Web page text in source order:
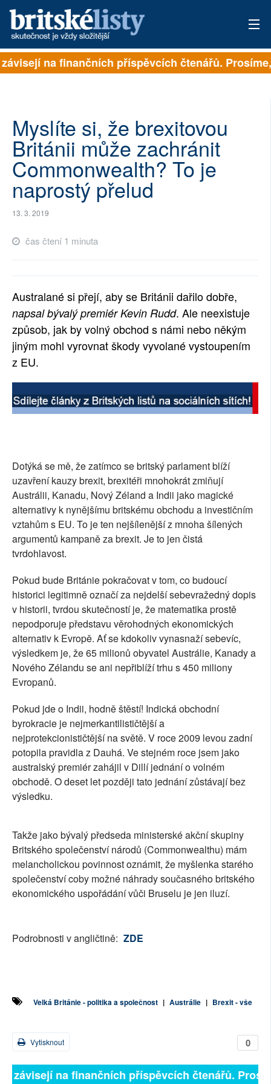
PŘIHLÁSIT
ARCHIV
ROZHOVORY
TÉMATA
NEJČTENĚJŠÍ ZA 7 DNÍ
RUBRIKY
PLNÁ VERZE STRÁNEK
na finančních příspěvcích čtenářů.
Myslíte si, že brexitovou
Británii může zachránit
Commonwealth? To je
naprostý přelud
13. 3. 2019
čas čtení 1 minuta
Australané si přejí, aby se Británii dařilo dobře,
napsal bývalý premiér Kevin Rudd. Ale neexistuje
způsob, jak by volný obchod s námi nebo někým
jiným mohl vyrovnat škody vyvolané vystoupením
z EU.
Dotýká se mě, že zatímco se britský parlament blíží
uzavření kauzy brexit, brexitéři mnohokrát zmiňují
Austrálii, Kanadu, Nový Zéland a Indii jako magické
alternativy k nynějšímu britskému obchodu a investičním
vztahům s EU. To je ten nejšílenější z mnoha šílených
argumentů kampaně za brexit. Je to jen čistá
tvrdohlavost.
Pokud bude Británie pokračovat v tom, co budoucí
historici legitimně označí za nejdelší sebevražedný dopis
v historii, tvrdou skutečností je, že matematika prostě
nepodporuje představu věrohodných ekonomických
alternativ k Evropě. Ať se kdokoliv vynasnaží sebevíc,
výsledkem je, že 65 milionů obyvatel Austrálie, Kanady a
Nového Zélandu se ani nepřiblíží trhu s 450 miliony
Evropanů.
Pokud jde o Indii, hodně štěstí! Indická obchodní
byrokracie je nejmerkantilističtější a
nejprotekcionističtější na světě. V roce 2009 levou zadní
potopila pravidla z Dauhá. Ve stejném roce jsem jako
australský premiér zahájil v Dillí jednání o volném
obchodě. O deset let později tato jednání zůstávají bez
výsledku.
Takže jako bývalý předseda ministerské akční skupiny
Britského společenství národů (Commonwealthu) mám
melancholickou povinnost oznámit, že myšlenka starého
společenství coby možné náhrady současného britského
ekonomického uspořádání vůči Bruselu je jen iluzí.
Podrobnosti v angličtině: ZDE
Velká Británie - politika a společnost | Austrálie | Brexit - vše
0
Vytisknout
závisejí na finančních příspěvcích čtenářů.